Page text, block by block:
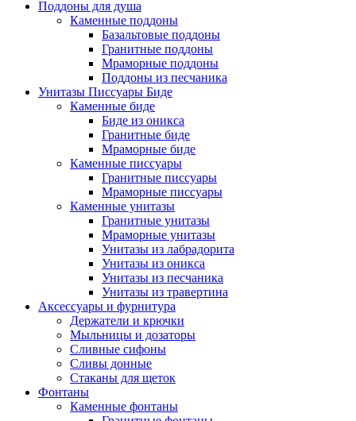
Поддоны для душа
Каменные поддоны
Базальтовые поддоны
Гранитные поддоны
Мраморные поддоны
Поддоны из песчаника
Унитазы Писсуары Биде
Каменные биде
Биде из оникса
Гранитные биде
Мраморные биде
Каменные писсуары
Гранитные писсуары
Мраморные писсуары
Каменные унитазы
Гранитные унитазы
Мраморные унитазы
Унитазы из лабрадорита
Унитазы из оникса
Унитазы из песчаника
Унитазы из травертина
Аксессуары и фурнитура
Держатели и крючки
Мыльницы и дозаторы
Сливные сифоны
Сливы донные
Стаканы для щеток
Фонтаны
Каменные фонтаны